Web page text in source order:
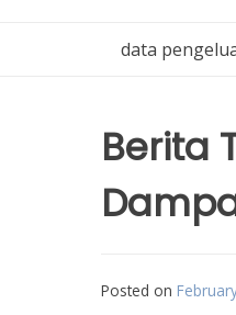
data
Berita
Posted on